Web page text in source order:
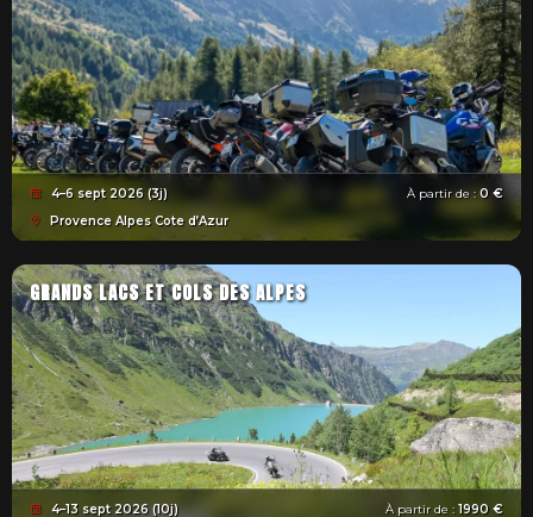
4–6 sept 2026 (3j)
Provence Alpes Cote d’Azur
À partir de :0 €
GRANDS LACS ET COLS DES ALPES
4–13 sept 2026 (10j) À partir de : 1990 €